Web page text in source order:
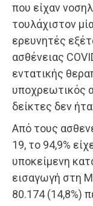
που είχαν
τουλάχιστον
ερευνητές
ασθένειας
εντατικής
υποχρεωτικός
δείκτες δεν
Από τους
19, το 94,9%
υποκείμενη
εισαγωγή στη
80.174 (14,8%)